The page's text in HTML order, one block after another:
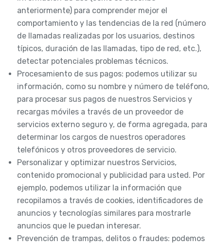
anteriormente) para comprender mejor el
comportamiento y las tendencias de la red (número
de llamadas realizadas por los usuarios, destinos
típicos, duración de las llamadas, tipo de red, etc.),
detectar potenciales problemas técnicos.
Procesamiento de sus pagos: podemos utilizar su
información, como su nombre y número de teléfono,
para procesar sus pagos de nuestros Servicios y
recargas móviles a través de un proveedor de
servicios externo seguro y, de forma agregada, para
determinar los cargos de nuestros operadores
telefónicos y otros proveedores de servicio.
Personalizar y optimizar nuestros Servicios,
contenido promocional y publicidad para usted. Por
ejemplo, podemos utilizar la información que
recopilamos a través de cookies, identificadores de
anuncios y tecnologías similares para mostrarle
anuncios que le puedan interesar.
Prevención de trampas, delitos o fraudes: podemos